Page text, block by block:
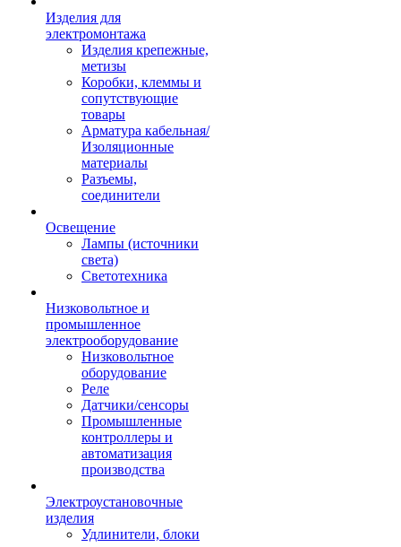
Изделия для
электромонтажа
Изделия крепежные,
метизы
Коробки, клеммы и
сопутствующие
товары
Арматура кабельная/
Изоляционные
материалы
Разъемы,
соединители
Освещение
Лампы (источники
света)
Светотехника
Низковольтное и
промышленное
электрооборудование
Низковольтное
оборудование
Реле
Датчики/сенсоры
Промышленные
контроллеры и
автоматизация
производства
Электроустановочные
изделия
Удлинители, блоки